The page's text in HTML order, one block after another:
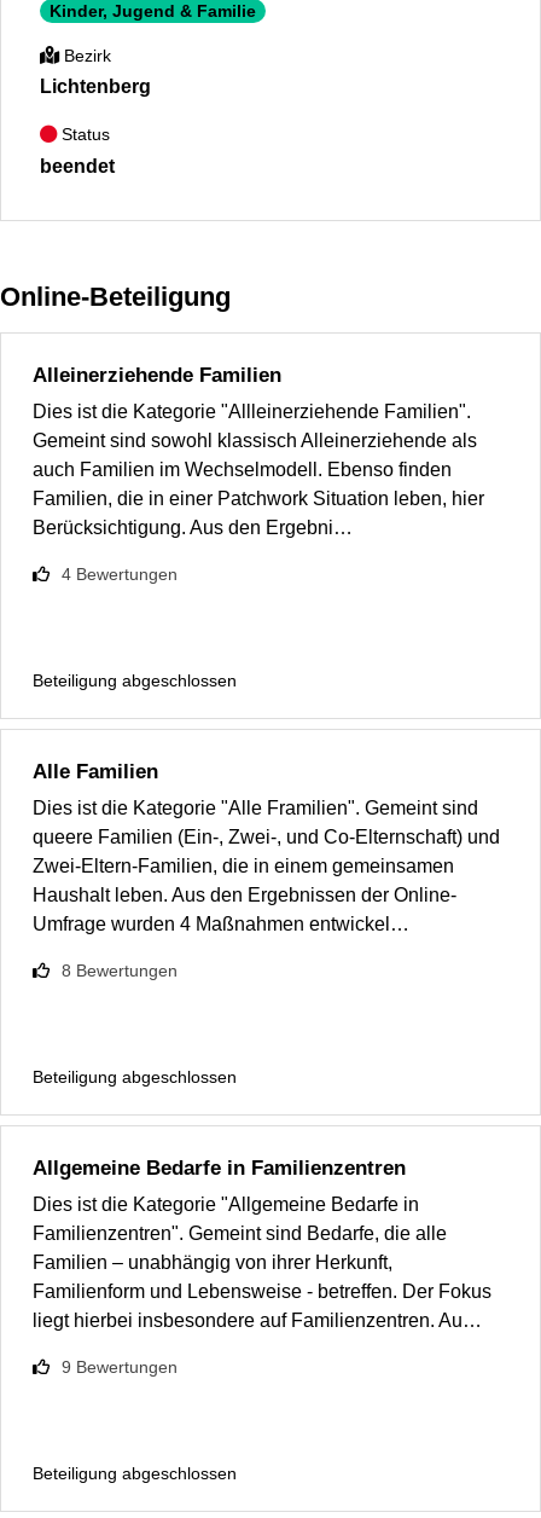
Kinder, Jugend & Familie
Bezirk
Lichtenberg
Status
beendet
Online-Beteiligung
Alleinerziehende Familien
Dies ist die Kategorie "Allleinerziehende Familien".
Gemeint sind sowohl klassisch Alleinerziehende als
auch Familien im Wechselmodell. Ebenso finden
Familien, die in einer Patchwork Situation leben, hier
Berücksichtigung. Aus den Ergebni…
4 Bewertungen
Beteiligung abgeschlossen
Alle Familien
Dies ist die Kategorie "Alle Framilien". Gemeint sind
queere Familien (Ein-, Zwei-, und Co-Elternschaft) und
Zwei-Eltern-Familien, die in einem gemeinsamen
Haushalt leben. Aus den Ergebnissen der Online-
Umfrage wurden 4 Maßnahmen entwickel…
8 Bewertungen
Beteiligung abgeschlossen
Allgemeine Bedarfe in Familienzentren
Dies ist die Kategorie "Allgemeine Bedarfe in
Familienzentren". Gemeint sind Bedarfe, die alle
Familien – unabhängig von ihrer Herkunft,
Familienform und Lebensweise - betreffen. Der Fokus
liegt hierbei insbesondere auf Familienzentren. Au…
9 Bewertungen
Beteiligung abgeschlossen